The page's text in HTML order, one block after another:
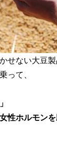
せない大豆製
って、
性ホルモンを